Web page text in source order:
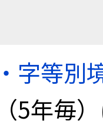
字等別
5年毎